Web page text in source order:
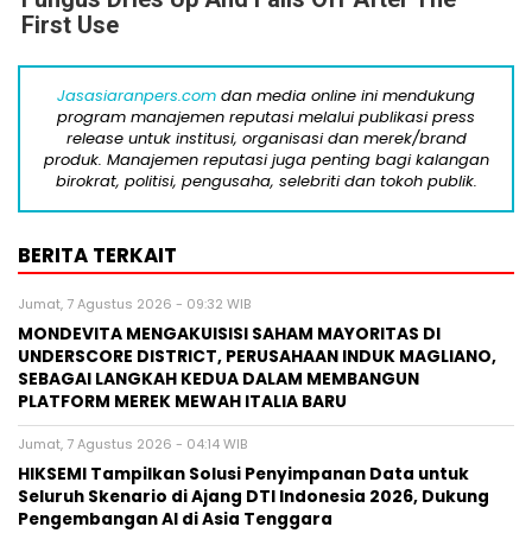
First Use
Jasasiaranpers.com dan media online ini mendukung
program manajemen reputasi melalui publikasi press
release untuk institusi, organisasi dan merek/brand
produk. Manajemen reputasi juga penting bagi kalangan
birokrat, politisi, pengusaha, selebriti dan tokoh publik.
BERITA TERKAIT
Jumat, 7 Agustus 2026 - 09:32 WIB
MONDEVITA MENGAKUISISI SAHAM MAYORITAS DI
UNDERSCORE DISTRICT, PERUSAHAAN INDUK MAGLIANO,
SEBAGAI LANGKAH KEDUA DALAM MEMBANGUN
PLATFORM MEREK MEWAH ITALIA BARU
Jumat, 7 Agustus 2026 - 04:14 WIB
HIKSEMI Tampilkan Solusi Penyimpanan Data untuk
Seluruh Skenario di Ajang DTI Indonesia 2026, Dukung
Pengembangan AI di Asia Tenggara